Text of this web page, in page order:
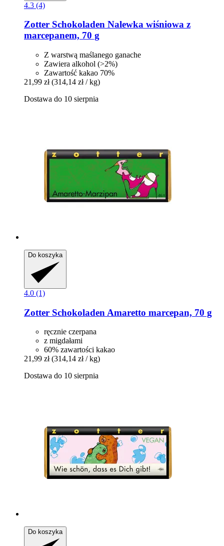
4.3 (4)
Zotter Schokoladen Nalewka wiśniowa z
marcepanem, 70 g
Z warstwą maślanego ganache
Zawiera alkohol (>2%)
Zawartość kakao 70%
21,99 zł (314,14 zł / kg)
Dostawa do 10 sierpnia
Do koszyka
4.0 (1)
Zotter Schokoladen Amaretto marcepan, 70 g
ręcznie czerpana
z migdałami
60% zawartości kakao
21,99 zł (314,14 zł / kg)
Dostawa do 10 sierpnia
Do koszyka